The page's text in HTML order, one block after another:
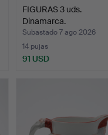
FIGURAS 3 uds.
Dinamarca.
Subastado 7 ago 2026
14 pujas
91 USD